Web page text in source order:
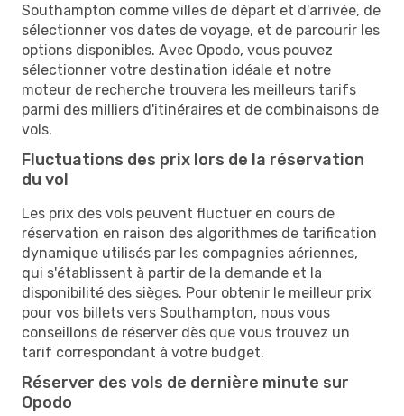
Southampton comme villes de départ et d'arrivée, de
sélectionner vos dates de voyage, et de parcourir les
options disponibles. Avec Opodo, vous pouvez
sélectionner votre destination idéale et notre
moteur de recherche trouvera les meilleurs tarifs
parmi des milliers d'itinéraires et de combinaisons de
vols.
Fluctuations des prix lors de la réservation
du vol
Les prix des vols peuvent fluctuer en cours de
réservation en raison des algorithmes de tarification
dynamique utilisés par les compagnies aériennes,
qui s'établissent à partir de la demande et la
disponibilité des sièges. Pour obtenir le meilleur prix
pour vos billets vers Southampton, nous vous
conseillons de réserver dès que vous trouvez un
tarif correspondant à votre budget.
Réserver des vols de dernière minute sur
Opodo